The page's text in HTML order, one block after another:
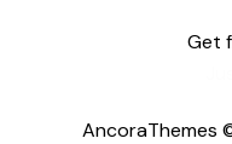
Get
AncoraThemes